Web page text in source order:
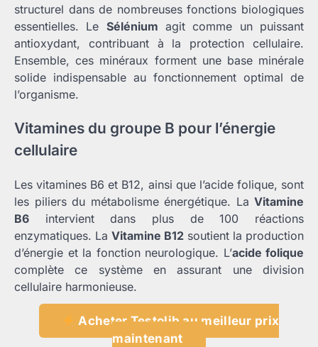
structurel dans de nombreuses fonctions biologiques
essentielles. Le Sélénium agit comme un puissant
antioxydant, contribuant à la protection cellulaire.
Ensemble, ces minéraux forment une base minérale
solide indispensable au fonctionnement optimal de
l’organisme.
Vitamines du groupe B pour l’énergie
cellulaire
Les vitamines B6 et B12, ainsi que l’acide folique, sont
les piliers du métabolisme énergétique. La Vitamine
B6 intervient dans plus de 100 réactions
enzymatiques. La Vitamine B12 soutient la production
d’énergie et la fonction neurologique. L’acide folique
complète ce système en assurant une division
cellulaire harmonieuse.
Acheter Testolib au meilleur prix
maintenant